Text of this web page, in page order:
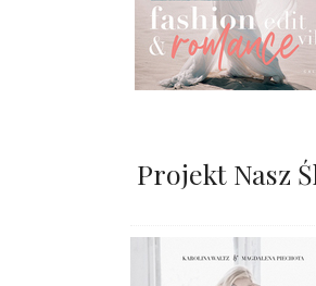
Projekt Nasz